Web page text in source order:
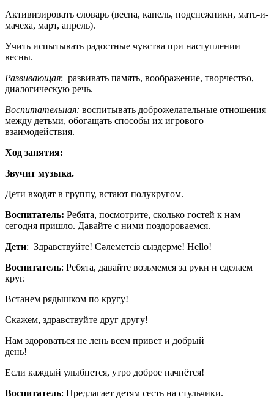
Активизировать словарь (весна, капель, подснежники, мать-и-
мачеха, март, апрель).
Учить испытывать радостные чувства при наступлении
весны.
Развивающая: развивать память, воображение, творчество,
диалогическую речь.
Воспитательная: воспитывать доброжелательные отношения
между детьми, обогащать способы их игрового
взаимодействия.
Ход занятия:
Звучит музыка.
Дети входят в группу, встают полукругом.
Воспитатель: Ребята, посмотрите, сколько гостей к нам
сегодня пришло. Давайте с ними поздороваемся.
Дети: Здравствуйте! Сәлеметсіз сыздерме! Hello!
Воспитатель: Ребята, давайте возьмемся за руки и сделаем
круг.
Встанем рядышком по кругу!
Скажем, здравствуйте друг другу!
Нам здороваться не лень всем привет и добрый
день!
Если каждый улыбнется, утро доброе начнётся!
Воспитатель: Предлагает детям сесть на стульчики.